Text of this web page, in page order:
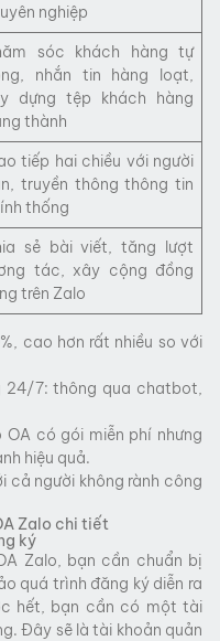
nghiệp
sóc khách hàng tự
nhắn tin hàng loạt,
dựng tệp khách hàng
thành
tiếp hai chiều với người
truyền thông thông tin
thống
sẻ bài viết, tăng lượt
tác, xây cộng đồng
trên Zalo
cao hơn rất nhiều so với
24/7: thông qua chatbot,
có gói miễn phí nhưng
hiệu quả.
cả người không rành công
Zalo chi tiết
ký
Zalo, bạn cần chuẩn bị
quá trình đăng ký diễn ra
hết, bạn cần có một tài
Đây sẽ là tài khoản quản